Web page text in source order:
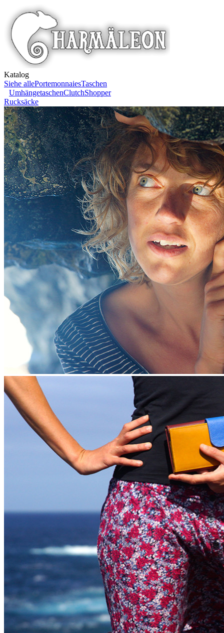
Katalog
Siehe allePortemonnaiesTaschen
UmhängetaschenClutchShopper
Rucksäcke